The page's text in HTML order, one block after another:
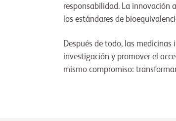
responsabilidad. La innovación
los estándares de
Después de todo, las
investigación y promover el
mismo compromiso: